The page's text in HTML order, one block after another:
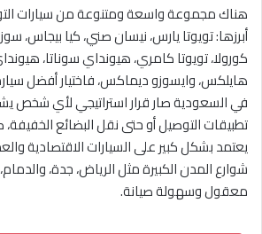
هناك مجموعة واسعة ومتنوعة من سيارات
أبرزها: تويوتا يارس، نيسان صني، كيا بيجاس،
كورولا، تويوتا كامري، هيونداي سوناتا، هيونداي
هايلكس، وايسوزو ديماكس، فاختيار أفضل
في السعودية صار قرار استراتيجي لأي شخص
تطبيقات التوصيل أو حتى نقل البضائع
يعتمد بشكل كبير على السيارات الاقتصادية
شوارع المدن الكبيرة مثل الرياض، جدة،
معقول وسهولة صيانة.